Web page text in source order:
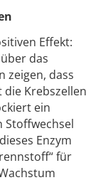
Effekt:
das
zeigen, dass
Krebszellen
ein
Stoffwechsel
Enzym
für